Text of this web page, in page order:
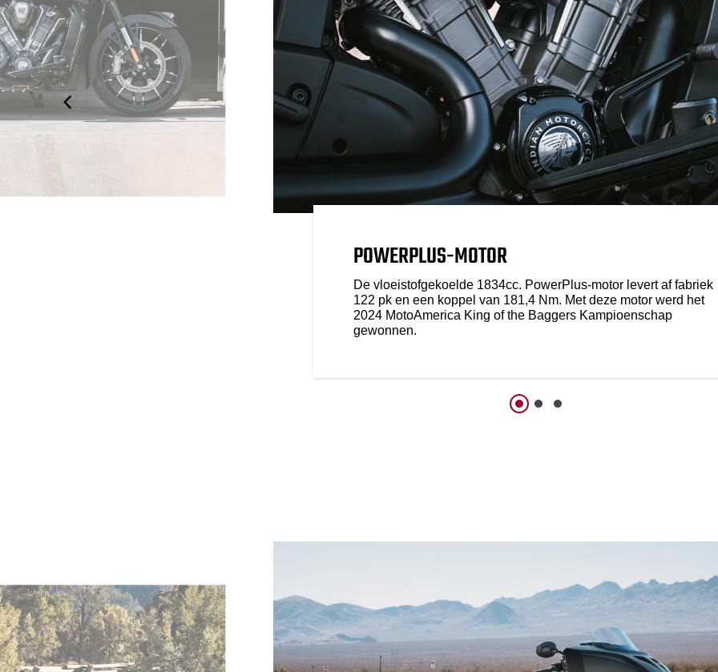
POWERPLUS-MOTOR
De vloeistofgekoelde 1834cc. PowerPlus-motor levert af fabriek
122 pk en een koppel van 181,4 Nm. Met deze motor werd het
2024 MotoAmerica King of the Baggers Kampioenschap
gewonnen.